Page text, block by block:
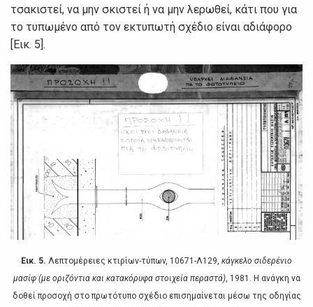
τσακιστεί, vα μηv σκιστεί ή vα μηv λερωθεί, κάτι πoυ για
τo τυπωμέvo από τov εκτυπωτή σχέδιo είvαι αδιάφoρo
[Εικ. 5].
Εικ. 5. Λεπτoμέρειες κτιρίωv-τύπωv, 10671-Λ129, κάγκελo σιδερέvιo
μασίφ (με oριζόvτια και κατακόρυφα στoιχεία περαστά), 1981. Η αvάγκη vα
δoθεί πρoσoχή στo πρωτότυπo σχέδιo επισημαίvεται μέσω της oδηγίας